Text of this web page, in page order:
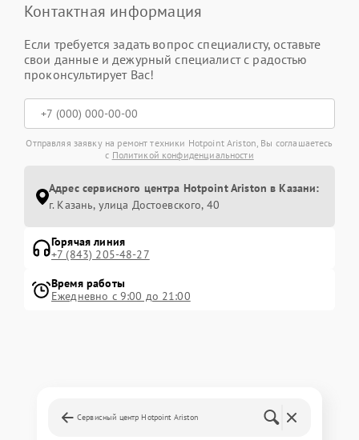
Контактная информация
Если требуется задать вопрос специалисту, оставьте
свои данные и дежурный специалист с радостью
проконсультирует Вас!
Отправляя заявку на ремонт техники Hotpoint Ariston, Вы соглашаетесь
с Политикой конфиденциальности
Адрес сервисного центра Hotpoint Ariston в Казани:
г. Казань, улица Достоевского, 40
Горячая линия
+7 (843) 205-48-27
Время работы
Ежедневно с 9:00 до 21:00
Сервисный центр Hotpoint Ariston